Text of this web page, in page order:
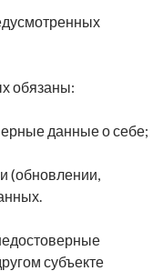
обязаны:
данные о себе;
(обновлении,
субъекте